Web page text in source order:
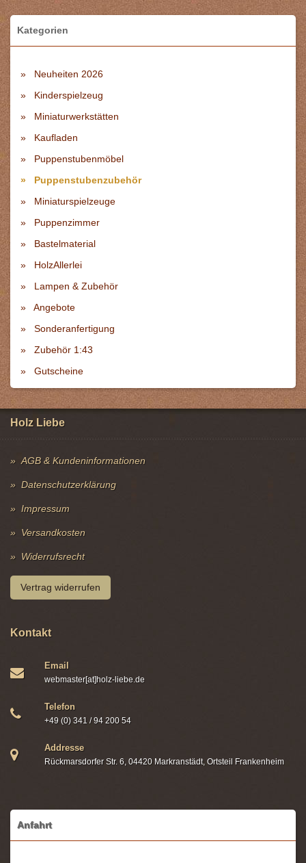
Kategorien
Neuheiten 2026
Kinderspielzeug
Miniaturwerkstätten
Kaufladen
Puppenstubenmöbel
Puppenstubenzubehör
Miniaturspielzeuge
Puppenzimmer
Bastelmaterial
HolzAllerlei
Lampen & Zubehör
Angebote
Sonderanfertigung
Zubehör 1:43
Gutscheine
Holz Liebe
AGB & Kundeninformationen
Datenschutzerklärung
Impressum
Versandkosten
Widerrufsrecht
Vertrag widerrufen
Kontakt
Email
webmaster[at]holz-liebe.de
Telefon
+49 (0) 341 / 94 200 54
Addresse
Rückmarsdorfer Str. 6, 04420 Markranstädt, Ortsteil Frankenheim
Anfahrt